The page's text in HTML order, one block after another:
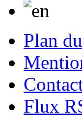
Plan
Flux